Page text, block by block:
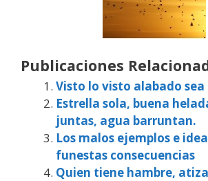
Publicaciones
Visto lo visto alabado sea
Estrella sola, buena
juntas, agua barruntan.
Los malos ejemplos e
funestas consecuencias
Quien tiene hambre,